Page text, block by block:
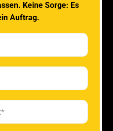
Keine Sorge: Es
Auftrag.